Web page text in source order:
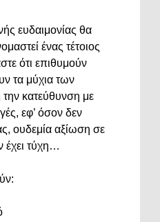
ευδαιμονίας θα
ένας τέτοιος
ότι επιθυμούν
τα μύχια των
κατεύθυνση με
εφ’ όσον δεν
ουδεμία αξίωση σε
έχει τύχη…